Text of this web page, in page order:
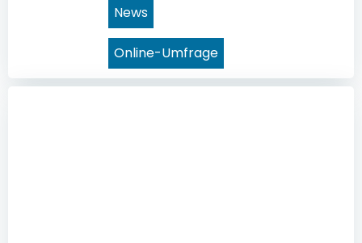
News
Online-Umfrage